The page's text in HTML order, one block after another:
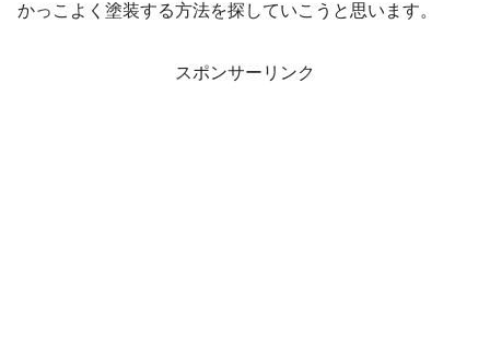
かっこよく塗装する方法を探していこうと思います。
スポンサーリンク